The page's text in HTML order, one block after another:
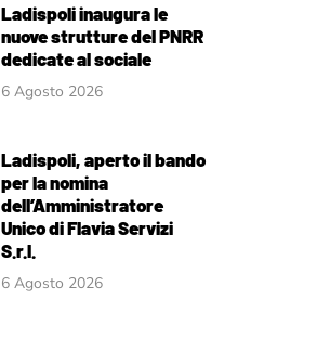
Ladispoli inaugura le
nuove strutture del PNRR
dedicate al sociale
6 Agosto 2026
Ladispoli, aperto il bando
per la nomina
dell’Amministratore
Unico di Flavia Servizi
S.r.l.
6 Agosto 2026